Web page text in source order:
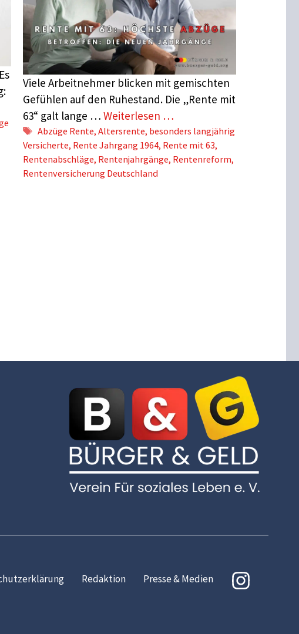
Viele Arbeitnehmer blicken mit gemischten
Gefühlen auf den Ruhestand. Die „Rente mit
63“ galt lange … Weiterlesen …
Schlagwörter
Abzüge Rente,Altersrente, besonders langjährig
Versicherte, Rente Jahrgang 1964, Rente mit 63,
Rentenabschläge, Rentenjahrgänge, Rentenreform,
Rentenversicherung Deutschland
Redaktion Presse & Medien